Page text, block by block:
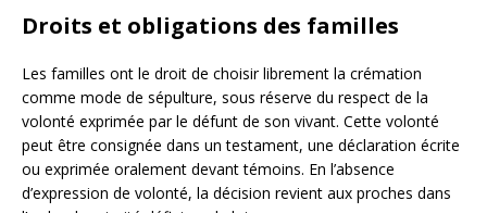
Droits et obligations des familles
Les familles ont le droit de choisir librement la crémation
comme mode de sépulture, sous réserve du respect de la
volonté exprimée par le défunt de son vivant. Cette volonté
peut être consignée dans un testament, une déclaration écrite
ou exprimée oralement devant témoins. En l’absence
d’expression de volonté, la décision revient aux proches dans